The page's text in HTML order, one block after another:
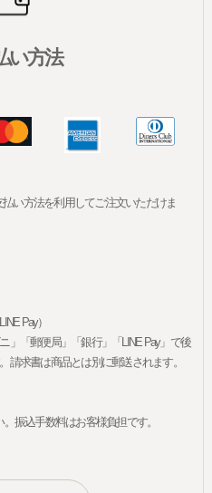
い方法
い方法を利用してご注文いただけま
Pay）
」「郵便局」「銀行」「LINE Pay」で後
請求書は商品とは別に郵送されます。
振込手数料はお客様負担です。